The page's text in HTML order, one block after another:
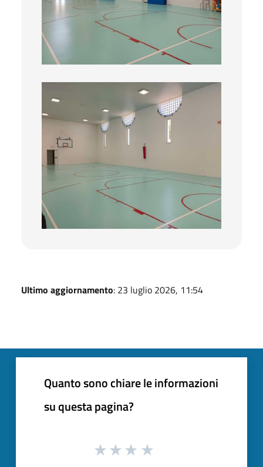
Ultimo aggiornamento: 23 luglio 2026, 11:54
Quanto sono chiare le informazioni
su questa pagina?